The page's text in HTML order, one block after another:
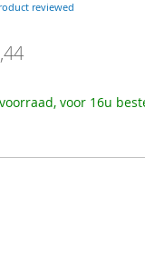
reviewed
voor 16u